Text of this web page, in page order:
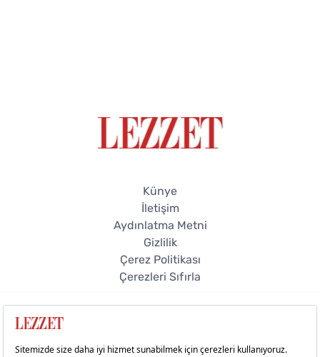
Künye
İletişim
Aydınlatma Metni
Gizlilik
Çerez Politikası
Çerezleri Sıfırla